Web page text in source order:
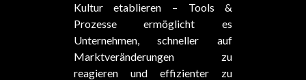
Kultur etablieren – Tools &
Prozesse ermöglicht es
Unternehmen, schneller auf
Marktveränderungen zu
reagieren und effizienter zu